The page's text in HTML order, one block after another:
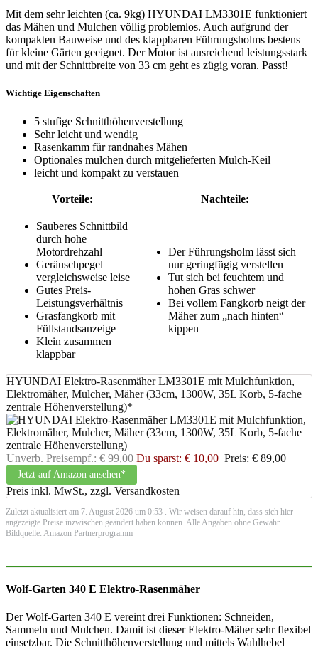
Mit dem sehr leichten (ca. 9kg) HYUNDAI LM3301E funktioniert
das Mähen und Mulchen völlig problemlos. Auch aufgrund der
kompakten Bauweise und des klappbaren Führungsholms bestens
für kleine Gärten geeignet. Der Motor ist ausreichend leistungsstark
und mit der Schnittbreite von 33 cm geht es zügig voran. Passt!
Wichtige Eigenschaften
5 stufige Schnitthöhenverstellung
Sehr leicht und wendig
Rasenkamm für randnahes Mähen
Optionales mulchen durch mitgelieferten Mulch-Keil
leicht und kompakt zu verstauen
Vorteile: Nachteile:
Sauberes Schnittbild
durch hohe
Motordrehzahl
Geräuschpegel
vergleichsweise leise
Gutes Preis-
Leistungsverhältnis
Grasfangkorb mit
Füllstandsanzeige
Klein zusammen
klappbar
Der Führungsholm lässt sich
nur geringfügig verstellen
Tut sich bei feuchtem und
hohen Gras schwer
Bei vollem Fangkorb neigt der
Mäher zum „nach hinten“
kippen
HYUNDAI Elektro-Rasenmäher LM3301E mit Mulchfunktion,
Elektromäher, Mulcher, Mäher (33cm, 1300W, 35L Korb, 5-fache
zentrale Höhenverstellung)*
Unverb. Preisempf.: € 99,00 Du sparst: € 10,00 Preis: € 89,00
Jetzt auf Amazon ansehen*
Preis inkl. MwSt., zzgl. Versandkosten
Zuletzt aktualisiert am 7. August 2026 um 0:53 . Wir weisen darauf hin, dass sich hier
angezeigte Preise inzwischen geändert haben können. Alle Angaben ohne Gewähr.
Bildquelle: Amazon Partnerprogramm
Wolf-Garten 340 E Elektro-Rasenmäher
Der Wolf-Garten 340 E vereint drei Funktionen: Schneiden,
Sammeln und Mulchen. Damit ist dieser Elektro-Mäher sehr flexibel
einsetzbar. Die Schnitthöhenverstellung und mittels Wahlhebel